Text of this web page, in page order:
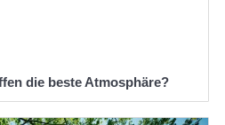
die beste Atmosphäre?